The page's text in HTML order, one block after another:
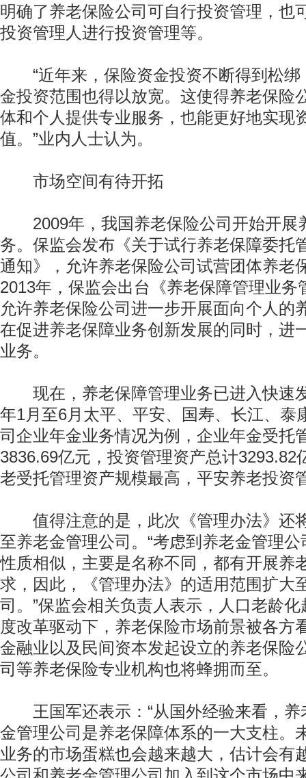
明确了养老保险公司可自行投资管理，也
投资管理人进行投资管理等。
“近年来，保险资金投资不断得到松绑
金投资范围也得以放宽。这使得养老保险
体和个人提供专业服务，也能更好地实现
值。”业内人士认为。
市场空间有待开拓
2009年，我国养老保险公司开始开展
务。保监会发布《关于试行养老保障委托
通知》，允许养老保险公司试营团体养老
2013年，保监会出台《养老保障管理业务
允许养老保险公司进一步开展面向个人的
在促进养老保障业务创新发展的同时，进
业务。
现在，养老保障管理业务已进入快速
年1月至6月太平、平安、国寿、长江、泰
司企业年金业务情况为例，企业年金受托
3836.69亿元，投资管理资产总计3293.82
老受托管理资产规模最高，平安养老投资
值得注意的是，此次《管理办法》还
至养老金管理公司。“考虑到养老金管理
性质相似，主要是名称不同，都有开展养
求，因此，《管理办法》的适用范围扩大
司。”保监会相关负责人表示，人口老龄
度改革驱动下，养老保险市场前景被各方
金融业以及民间资本发起设立的养老保险
司等养老保险专业机构也将蜂拥而至。
王国军还表示：“从国外经验来看，养
金管理公司是养老保障体系的一大支柱。
业务的市场蛋糕也会越来越大，估计会有
动物系恋人啊 | 钟欣潼体验爱情哲学 南